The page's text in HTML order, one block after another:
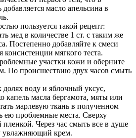
масло апельсина в
пользуется такой рецепт:
мед в количестве 1 ст. с таким же
Постепенно добавляйте к смеси
мягкого теста.
участки кожи и оберните
По происшествию двух часов смыть
воду и яблочный уксус,
капель масла бергамота, мяты или
марлевую ткань в полученном
ею проблемные места. Сверху
Через час смыть все в душе
увлажняющий крем.